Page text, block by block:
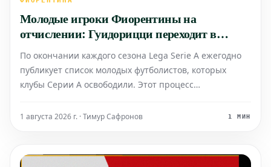
Молодые игроки Фиорентины на
отчислении: Гуидорицци переходит в
Скандиччи
По окончании каждого сезона Lega Serie A ежегодно
публикует список молодых футболистов, которых
клубы Серии А освободили. Этот процесс
регламента NOIF (отчисление по причине отказа).
1 августа 2026 г. · Тимур Сафронов 1 МИН